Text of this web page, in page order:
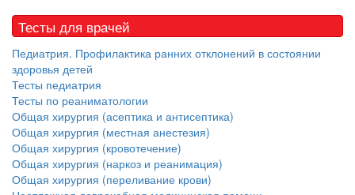
Тесты для врачей
Педиатрия. Профилактика ранних отклонений в состоянии
здоровья детей
Тесты педиатрия
Тесты по реаниматологии
Общая хирургия (асептика и антисептика)
Общая хирургия (местная анестезия)
Общая хирургия (кровотечение)
Общая хирургия (наркоз и реанимация)
Общая хирургия (переливание крови)